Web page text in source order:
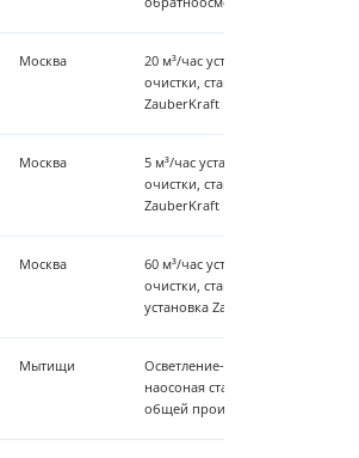
Москва
20 м³/час установка
очистки, станция умягчения
ZauberKraft
Москва
5 м³/час установка
очистки, станция умягчения
ZauberKraft
Москва
60 м³/час установка
очистки, станция
установка ZauberKraft
Мытищи
Осветление-обезжелезивание,
наосоная станция, емкостное
общей производительность 16